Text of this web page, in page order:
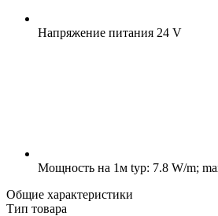
Напряжение питания 24 V
Мощность на 1м typ: 7.8 W/m;
Общие характеристики
Тип товара